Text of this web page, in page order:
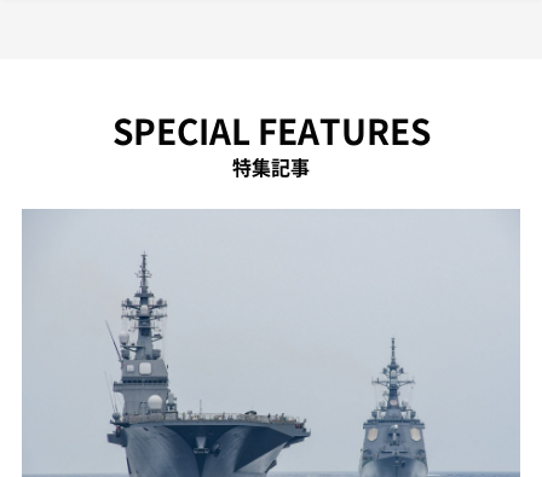
SPECIAL FEATURES
特集記事